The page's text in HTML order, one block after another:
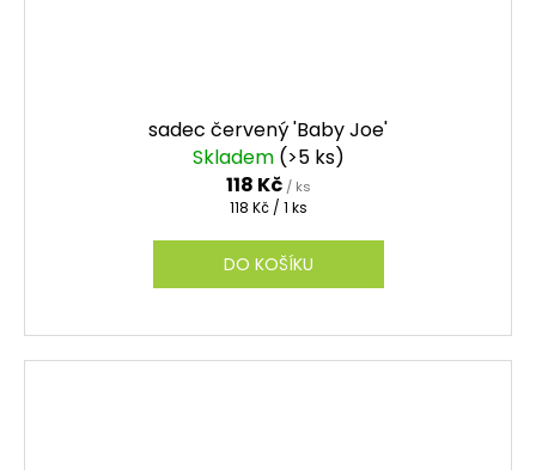
sadec červený 'Baby Joe'
Skladem (>5 ks)
118 Kč / ks
Měrná
118 Kč / 1 ks
DO KOŠÍKU